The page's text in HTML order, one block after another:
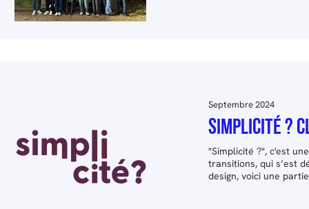
Septembre 2024
SIMPLICITÉ ?
"Simplicité ?", c'est
transitions, qui s’est
design, voici une